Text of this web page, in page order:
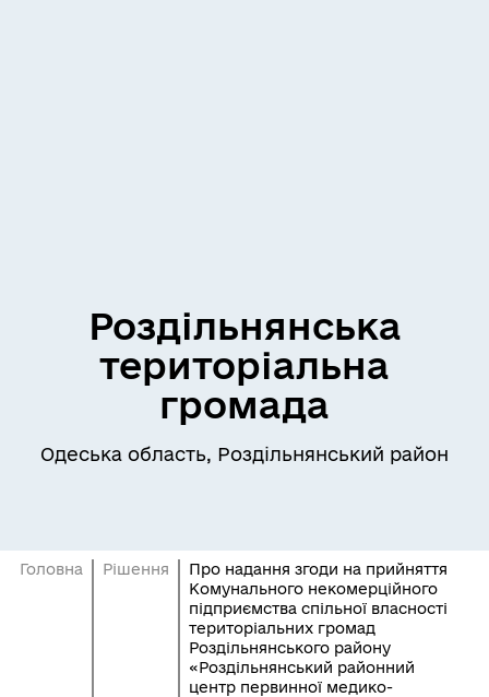
Роздільнянська
територіальна
громада
Одеська область, Роздільнянський район
Головна Рішення
Про надання згоди на прийняття
Комунального некомерційного
підприємства спільної власності
територіальних громад
Роздільнянського району
«Роздільнянський районний
центр первинної медико-